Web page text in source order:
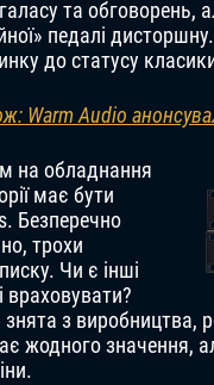
та
педалі
до статусу
Warm Audio
на обладнання
має бути
Безперечно
трохи
Чи є інші
враховувати?
знята з
жодного значення,